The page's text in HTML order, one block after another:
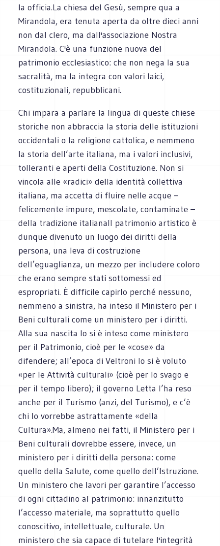
la officia.La chiesa del Gesù, sempre qua a
Mirandola, era tenuta aperta da oltre dieci anni
non dal clero, ma dall'associazione Nostra
Mirandola. C'è una funzione nuova del
patrimonio ecclesiastico: che non nega la sua
sacralità, ma la integra con valori laici,
costituzionali, repubblicani.
Chi impara a parlare la lingua di queste chiese
storiche non abbraccia la storia delle istituzioni
occidentali o la religione cattolica, e nemmeno
la storia dell’arte italiana, ma i valori inclusivi,
tolleranti e aperti della Costituzione. Non si
vincola alle «radici» della identità collettiva
italiana, ma accetta di fluire nelle acque –
felicemente impure, mescolate, contaminate –
della tradizione italianaIl patrimonio artistico è
dunque divenuto un luogo dei diritti della
persona, una leva di costruzione
dell’eguaglianza, un mezzo per includere coloro
che erano sempre stati sottomessi ed
espropriati. È difficile capirlo perché nessuno,
nemmeno a sinistra, ha inteso il Ministero per i
Beni culturali come un ministero per i diritti.
Alla sua nascita lo si è inteso come ministero
per il Patrimonio, cioè per le «cose» da
difendere; all’epoca di Veltroni lo si è voluto
«per le Attività culturali» (cioè per lo svago e
per il tempo libero); il governo Letta l’ha reso
anche per il Turismo (anzi, del Turismo), e c’è
chi lo vorrebbe astrattamente «della
Cultura».Ma, almeno nei fatti, il Ministero per i
Beni culturali dovrebbe essere, invece, un
ministero per i diritti della persona: come
quello della Salute, come quello dell’Istruzione.
Un ministero che lavori per garantire l’accesso
di ogni cittadino al patrimonio: innanzitutto
l’accesso materiale, ma soprattutto quello
conoscitivo, intellettuale, culturale. Un
ministero che sia capace di tutelare l'integrità